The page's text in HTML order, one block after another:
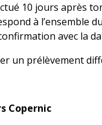
10 jours après
à l’ensemble
avec la
un prélèvement
Copernic